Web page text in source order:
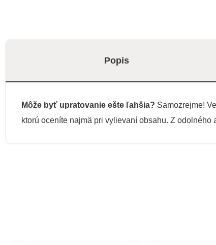
Popis
Môže byť upratovanie ešte ľahšia? Samozrejme!
ktorú oceníte najmä pri vylievaní obsahu. Z odolného